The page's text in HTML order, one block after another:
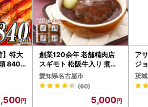
】特大
840g
創業120余年 老舗精肉店
スギモト 松阪牛入り 煮込
み ハンバーグ 110g×4枚
惣菜 お取り寄せ グルメ ハ
ンバーグ 冷凍
愛知県名古屋市
(60)
5,000
ア
ジ
(1ケース)
ビ
茨